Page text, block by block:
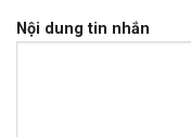
Nội dung tin nhắn